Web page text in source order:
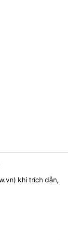
) khi trích dẫn,